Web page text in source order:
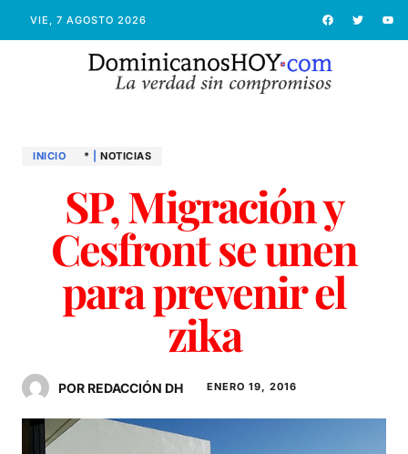
VIE, 7 AGOSTO 2026
INICIO * NOTICIAS
SP, Migración y
Cesfront se unen
para prevenir el
zika
POR REDACCIÓN DH ENERO 19, 2016